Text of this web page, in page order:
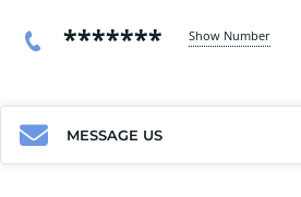
******* Show Number
MESSAGE US